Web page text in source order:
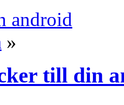
android
»
till din